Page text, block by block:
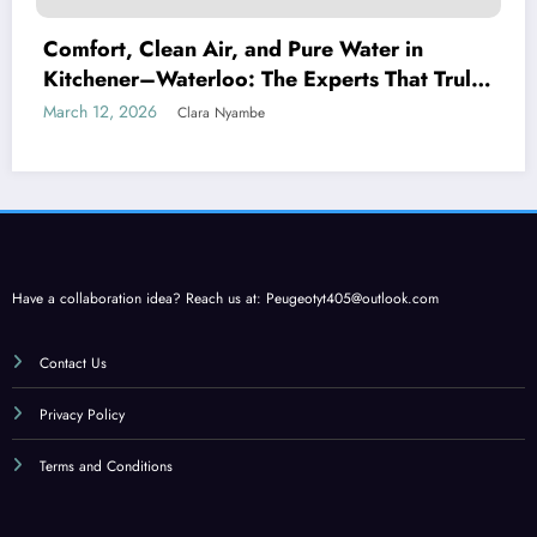
Comfort, Clean Air, and Pure Water in
Kitchener–Waterloo: The Experts That Truly
Care
March 12, 2026 Clara Nyambe
Have a collaboration idea? Reach us at: Peugeotyt405@outlook.com
Contact Us
Privacy Policy
Terms and Conditions